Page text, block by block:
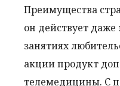
Преимущества
он действует
занятиях
акции продукт
телемедицины. С